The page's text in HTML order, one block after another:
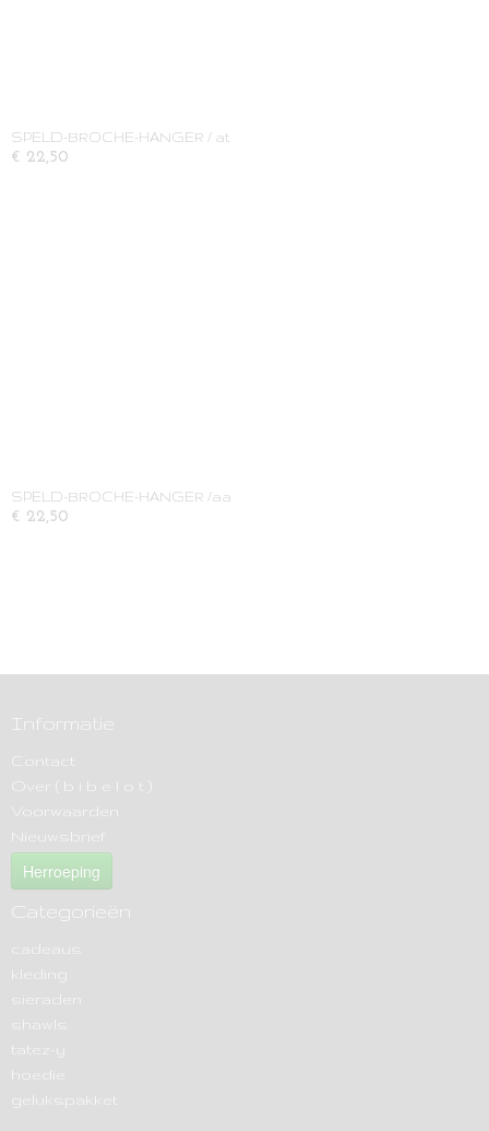
SPELD-BROCHE-HANGER / at
€ 22,50
SPELD-BROCHE-HANGER /aa
€ 22,50
Informatie
Contact
Over ( b i b e l o t )
Voorwaarden
Nieuwsbrief
Herroeping
Categorieën
cadeaus
kleding
sieraden
shawls
tatez-y
hoedie
gelukspakket